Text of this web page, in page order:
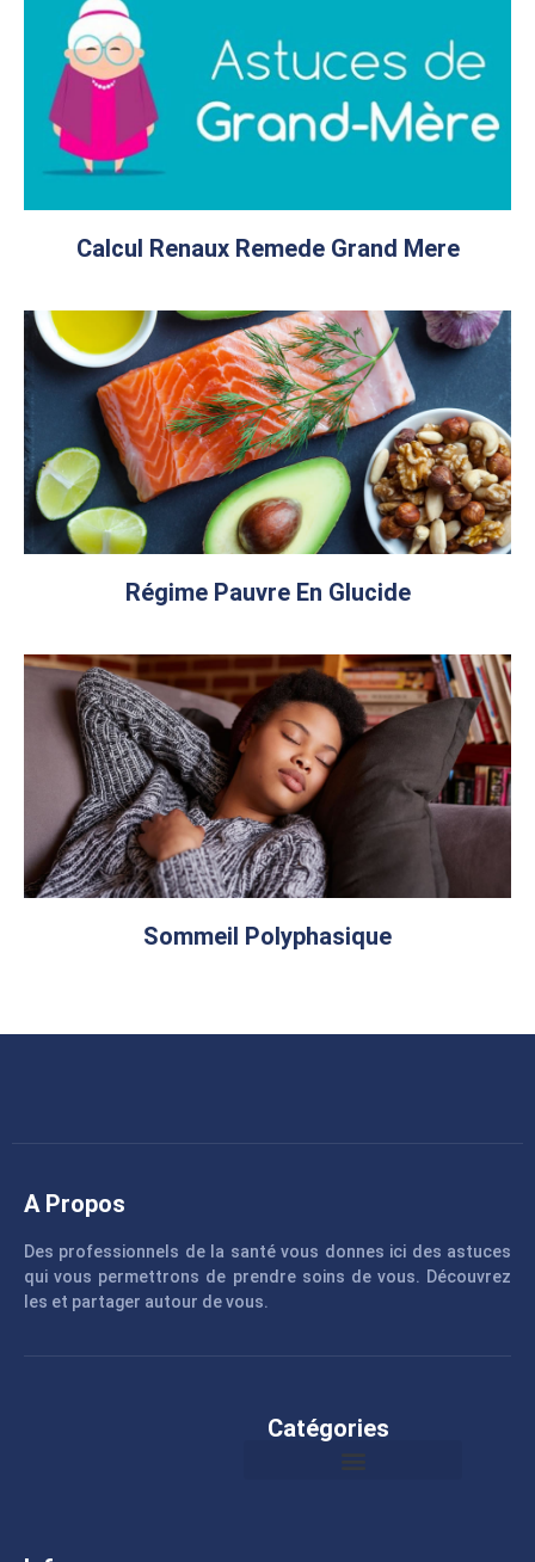
Calcul Renaux Remede Grand Mere
Régime Pauvre En Glucide
Sommeil Polyphasique
A Propos
Des professionnels de la santé vous donnes ici des astuces
qui vous permettrons de prendre soins de vous. Découvrez
les et partager autour de vous.
Catégories